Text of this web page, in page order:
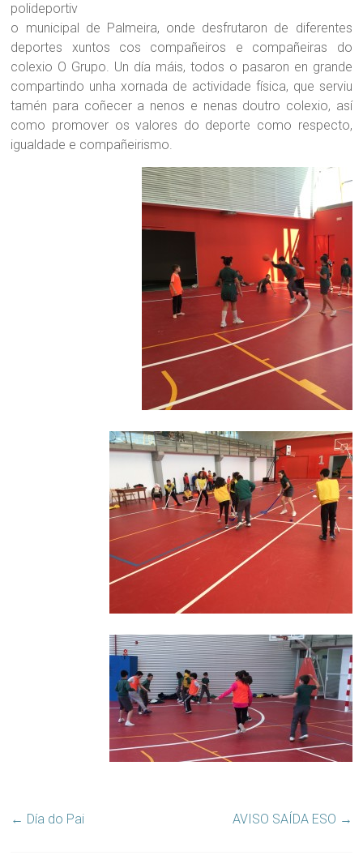
polideportiv
o municipal de Palmeira, onde desfrutaron de diferentes
deportes xuntos cos compañeiros e compañeiras do
colexio O Grupo. Un día máis, todos o pasaron en grande
compartindo unha xornada de actividade física, que serviu
tamén para coñecer a nenos e nenas doutro colexio, así
como promover os valores do deporte como respecto,
igualdade e compañeirismo.
← Día do Pai AVISO SAÍDA ESO →